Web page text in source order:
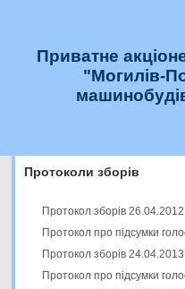
Приватне
"Могилів-
Протоколи зборів
Протокол зборів
Протокол про підсумки
Протокол зборів
Протокол про підсумки